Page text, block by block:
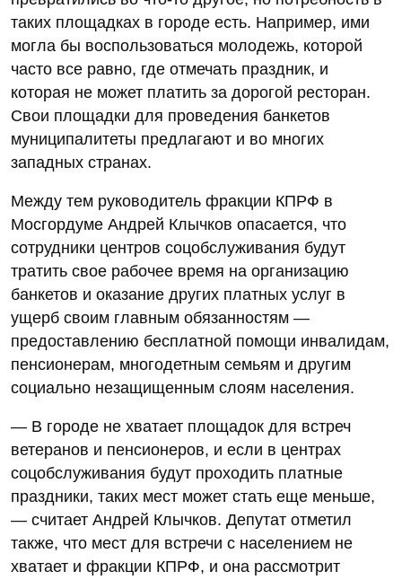
таких площадках в городе есть. Например, ими
могла бы воспользоваться молодежь, которой
часто все равно, где отмечать праздник, и
которая не может платить за дорогой ресторан.
Свои площадки для проведения банкетов
муниципалитеты предлагают и во многих
западных странах.
Между тем руководитель фракции КПРФ в
Мосгордуме Андрей Клычков опасается, что
сотрудники центров соцобслуживания будут
тратить свое рабочее время на организацию
банкетов и оказание других платных услуг в
ущерб своим главным обязанностям —
предоставлению бесплатной помощи инвалидам,
пенсионерам, многодетным семьям и другим
социально незащищенным слоям населения.
— В городе не хватает площадок для встреч
ветеранов и пенсионеров, и если в центрах
соцобслуживания будут проходить платные
праздники, таких мест может стать еще меньше,
— считает Андрей Клычков. Депутат отметил
также, что мест для встречи с населением не
хватает и фракции КПРФ, и она рассмотрит